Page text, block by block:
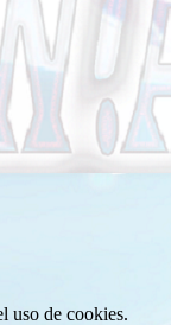
uso de cookies.